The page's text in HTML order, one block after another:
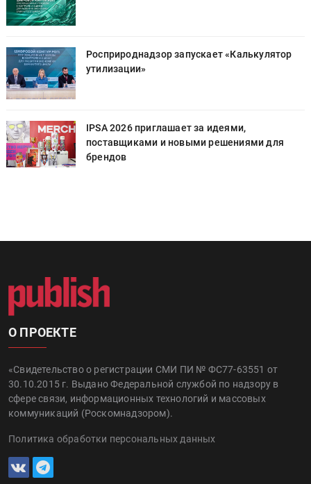
Росприроднадзор запускает «Калькулятор
утилизации»
IPSA 2026 приглашает за идеями,
поставщиками и новыми решениями для
брендов
О ПРОЕКТЕ
«Свидетельство о регистрации СМИ ПИ № ФС77-63551 от
30.10.2015 г. Выдано Федеральной службой по надзору в
сфере связи, информационных технологий и массовых
коммуникаций (Роскомнадзором).
Политика обработки персональных данных